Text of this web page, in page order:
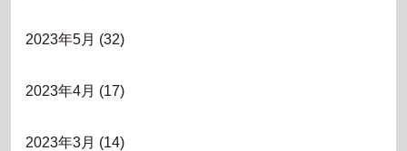
2023年5月 (32)
2023年4月 (17)
2023年3月 (14)